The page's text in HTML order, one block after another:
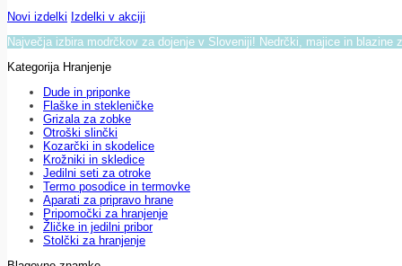
Novi izdelki Izdelki v akciji
Največja izbira modrčkov za dojenje v Sloveniji! Nedrčki, majice in blazine
Kategorija Hranjenje
Dude in priponke
Flaške in stekleničke
Grizala za zobke
Otroški slinčki
Kozarčki in skodelice
Krožniki in skledice
Jedilni seti za otroke
Termo posodice in termovke
Aparati za pripravo hrane
Pripomočki za hranjenje
Žličke in jedilni pribor
Stolčki za hranjenje